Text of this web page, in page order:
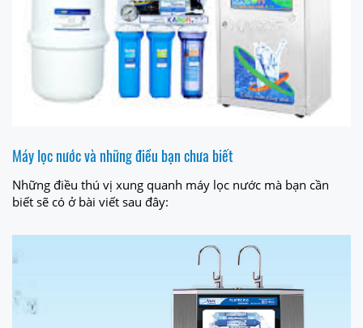
Máy lọc nước và những điều bạn chưa biết
Những điều thú vị xung quanh máy lọc nước mà bạn cần
biết sẽ có ở bài viết sau đây: